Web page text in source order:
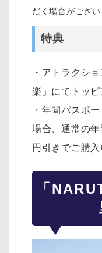
だく場合がござい
特典
・アトラクシ
楽」にてトッピ
・年間パスポ
場合、通常の
円引きでご購入
「